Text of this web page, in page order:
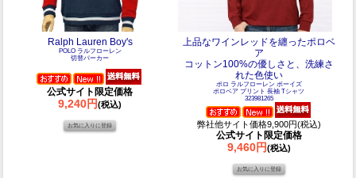
Ralph Lauren Boy's
POLO ラルフローレン
切替パーカー
公式サイト限定価格
9,240円(税込)
上品なワインレッドを纏ったポロベ
ア
コットン100%の優しさと、洗練さ
れた色使い
ポロ ラルフローレン ボーイズ
ポロベア プリント 長袖 Tシャツ
323981265
弊社他サイト価格9,900円(税込)
公式サイト限定価格
9,460円(税込)